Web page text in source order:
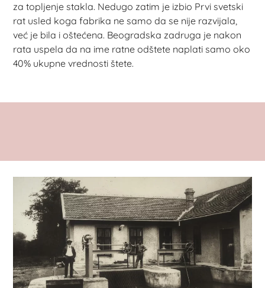
za topljenje stakla. Nedugo zatim je izbio Prvi svetski
rat usled koga fabrika ne samo da se nije razvijala,
već je bila i oštećena. Beogradska zadruga je nakon
rata uspela da na ime ratne odštete naplati samo oko
40% ukupne vrednosti štete.